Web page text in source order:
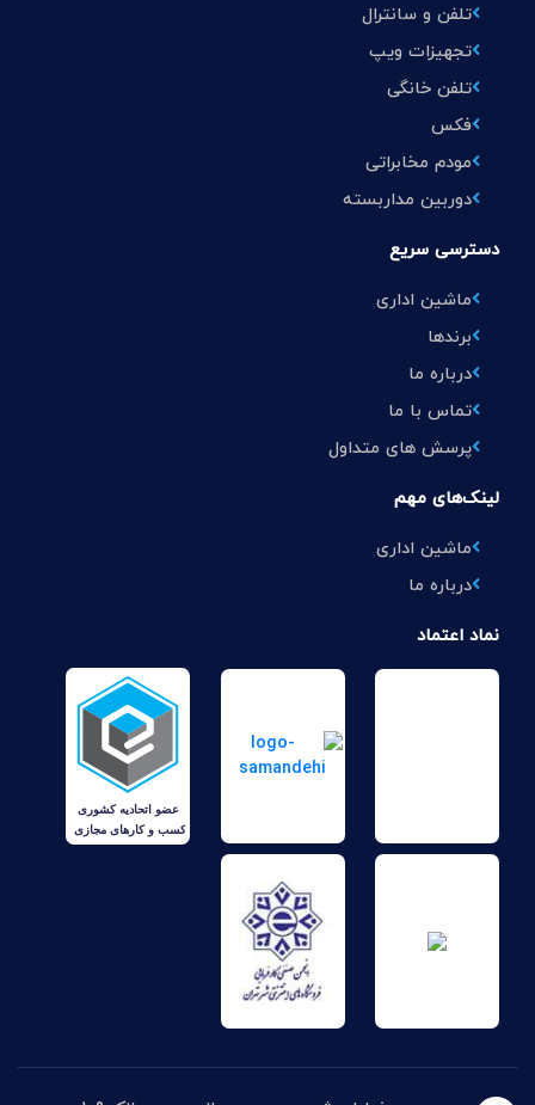
تلفن و سانترال
تجهیزات ویپ
تلفن خانگی
فکس
مودم مخابراتی
دوربین مداربسته
دسترسی سریع
ماشین اداری
برندها
درباره ما
تماس با ما
پرسش های متداول
لینک‌های مهم
ماشین اداری
درباره ما
نماد اعتماد